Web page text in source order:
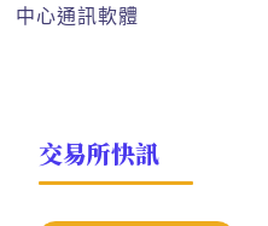
中心通訊軟體
交易所快訊